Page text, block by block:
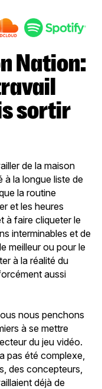
sortir
de la maison
à la longue liste de
la routine
et les heures
à faire cliqueter le
interminables et de
meilleur ou pour le
à la réalité du
aussi
nous penchons
à se mettre
du jeu vidéo.
pas été complexe,
des concepteurs,
déjà de